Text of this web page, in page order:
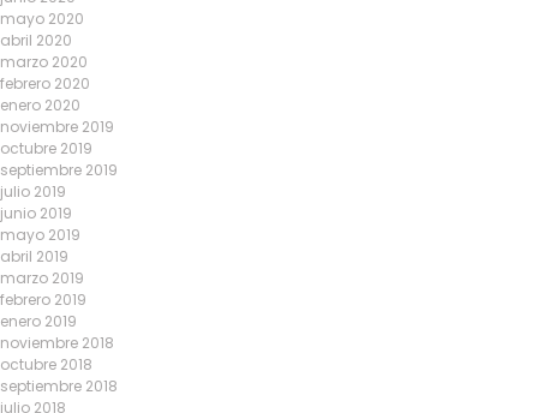
mayo 2020
abril 2020
marzo 2020
febrero 2020
enero 2020
noviembre 2019
octubre 2019
septiembre 2019
julio 2019
junio 2019
mayo 2019
abril 2019
marzo 2019
febrero 2019
enero 2019
noviembre 2018
octubre 2018
septiembre 2018
julio 2018